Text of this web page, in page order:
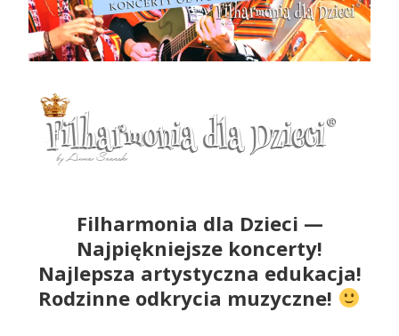
Filharmonia dla Dzieci —
Najpiękniejsze koncerty!
Najlepsza artystyczna edukacja!
Rodzinne odkrycia muzyczne!